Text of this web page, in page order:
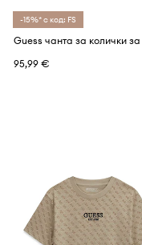
-15%* с код: FS
Guess чанта за колички
95,99 €